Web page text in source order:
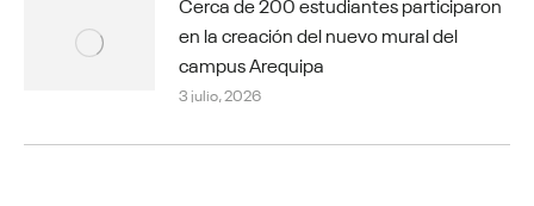
en la creación del nuevo mural del
campus Arequipa
3 julio, 2026